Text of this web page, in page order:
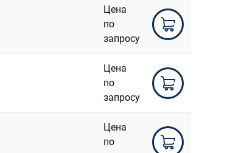
Цена
по
запросу
Цена
по
запросу
Цена
по